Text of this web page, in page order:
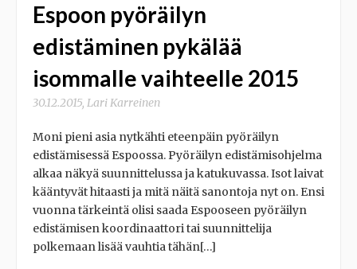
Espoon pyöräilyn
edistäminen pykälää
isommalle vaihteelle 2015
30.12.2015, Lari Karreinen
Moni pieni asia nytkähti eteenpäin pyöräilyn
edistämisessä Espoossa. Pyöräilyn edistämisohjelma
alkaa näkyä suunnittelussa ja katukuvassa. Isot laivat
kääntyvät hitaasti ja mitä näitä sanontoja nyt on. Ensi
vuonna tärkeintä olisi saada Espooseen pyöräilyn
edistämisen koordinaattori tai suunnittelija
polkemaan lisää vauhtia tähän[…]